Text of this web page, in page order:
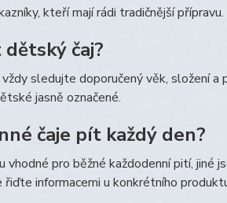
kteří mají rádi tradičnější přípravu.
čaj?
sledujte doporučený věk, složení
jasně označené.
čaje pít každý den?
vhodné pro běžné každodenní pití, jiné
řiďte informacemi u konkrétního